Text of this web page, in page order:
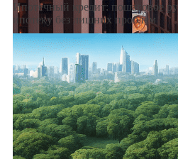
Ипотечный кредит: пошаговое
ипотеку без лишних проблем